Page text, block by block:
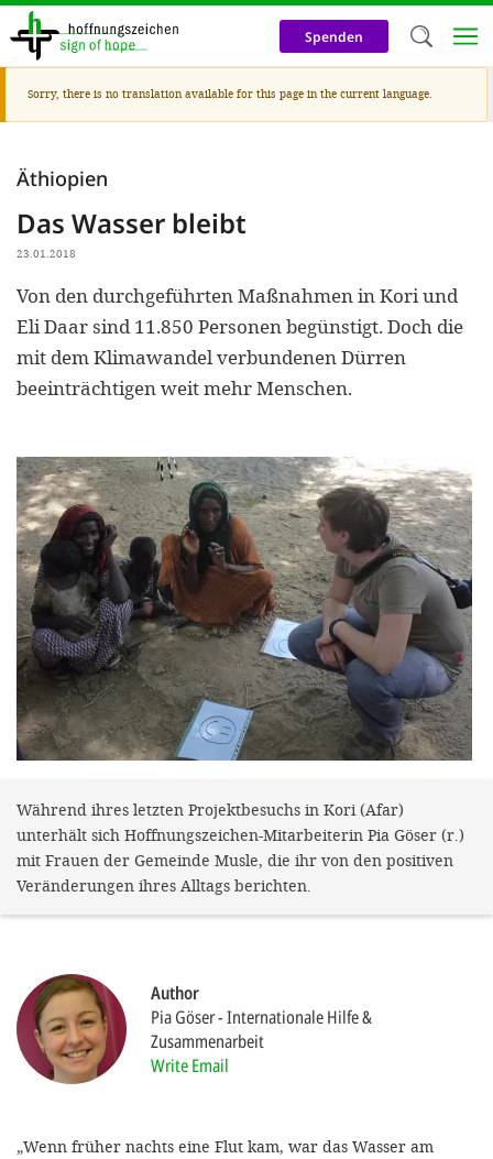
Skip
content
Spenden
Warning
message
Sorry, there is no translation available for this page in the current language.
Äthiopien
Das Wasser bleibt
23.01.2018
Von den durchgeführten Maßnahmen in Kori und
Eli Daar sind 11.850 Personen begünstigt. Doch die
mit dem Klimawandel verbundenen Dürren
beeinträchtigen weit mehr Menschen.
Während ihres letzten Projektbesuchs in Kori (Afar)
unterhält sich Hoffnungszeichen-Mitarbeiterin Pia Göser (r.)
mit Frauen der Gemeinde Musle, die ihr von den positiven
Veränderungen ihres Alltags berichten.
Author
Pia Göser Internationale Hilfe &
Zusammenarbeit
Write Email
„Wenn früher nachts eine Flut kam, war das Wasser am
cookies,
cookies
efficient,
the best
gain new
for our
accept
cookies
optional
settings
in the